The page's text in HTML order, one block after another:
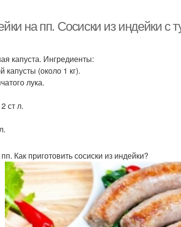
на пп. Сосиски из индейки с
капуста. Ингредиенты:
капусты (около 1 кг).
лука.
ст л.
Как приготовить сосиски из индейки?